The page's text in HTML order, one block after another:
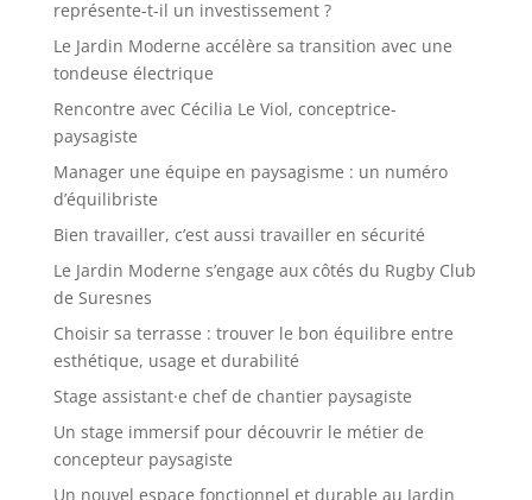
représente-t-il un investissement ?
Le Jardin Moderne accélère sa transition avec une
tondeuse électrique
Rencontre avec Cécilia Le Viol, conceptrice-
paysagiste
Manager une équipe en paysagisme : un numéro
d’équilibriste
Bien travailler, c’est aussi travailler en sécurité
Le Jardin Moderne s’engage aux côtés du Rugby Club
de Suresnes
Choisir sa terrasse : trouver le bon équilibre entre
esthétique, usage et durabilité
Stage assistant·e chef de chantier paysagiste
Un stage immersif pour découvrir le métier de
concepteur paysagiste
Un nouvel espace fonctionnel et durable au Jardin